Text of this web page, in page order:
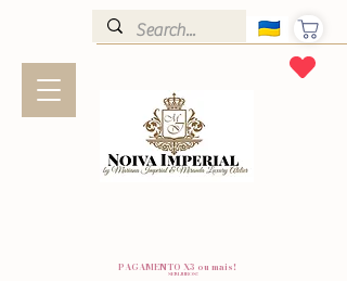
PAGAMENTO X3 ou mais!
SEM JUROS!